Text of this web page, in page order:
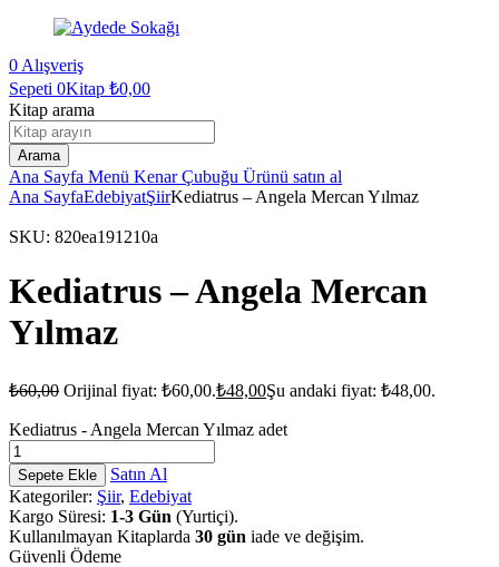
0 Alışveriş
Sepeti 0Kitap ₺0,00
Kitap arama
Arama
Ana Sayfa Menü Kenar Çubuğu Ürünü satın al
Ana SayfaEdebiyatŞiirKediatrus – Angela Mercan Yılmaz
SKU: 820ea191210a
Kediatrus – Angela Mercan
Yılmaz
₺60,00 Orijinal fiyat: ₺60,00.₺48,00Şu andaki fiyat: ₺48,00.
Kediatrus - Angela Mercan Yılmaz adet
Sepete Ekle
Satın Al
Kategoriler: Şiir, Edebiyat
Kargo Süresi: 1-3 Gün (Yurtiçi).
Kullanılmayan Kitaplarda 30 gün iade ve değişim.
Güvenli Ödeme